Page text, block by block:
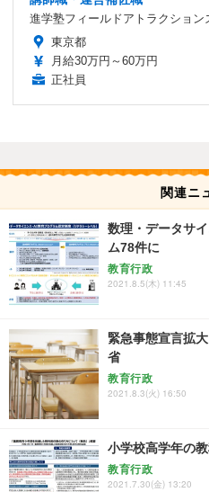
進学塾フィールドアトラクション
東京都
月給30万円～60万円
正社員
関連ニ
数理・データサ
ム78件に
教育行政
2021.8.5(木) 11:45
緊急事態宣言拡
省
教育行政
2021.8.3(火) 16:50
小学校高学年の
教育行政
2021.7.30(金) 13:20